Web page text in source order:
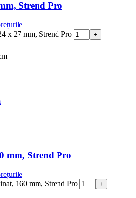
Strend Pro
x 27 mm, Strend Pro
mm, Strend Pro
160 mm, Strend Pro